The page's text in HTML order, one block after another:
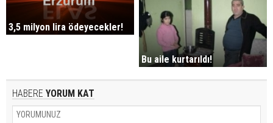
3,5 milyon lira ödeyecekler!
Bu aile kurtarıldı!
HABERE YORUM KAT